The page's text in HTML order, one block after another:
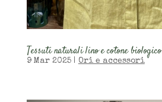
Tessuti naturali lino e cotone biologico
9 Mar 2025| Ori e accessori